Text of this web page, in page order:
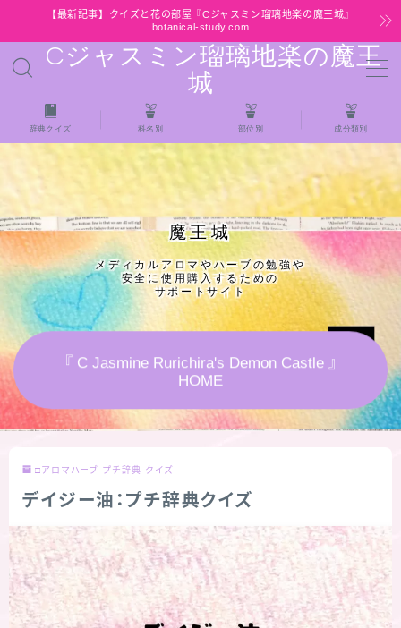
【最新記事】クイズと花の部屋『Cジャスミン瑠璃地楽の魔王城』
botanical-study.com
Cジャスミン瑠璃地楽の魔王
城
MENU
HOME
【最新】クイズと花の部屋
★全種/アロマハーブスパイス基材 プチ辞典ク
イズ＆プチ辞典
★アロマ検定＋αクイズ
★アロマハーブ傾向チェック
秘密部屋
お知らせ
公式ウェブサイト『Botanical Study』
辞典クイズ 科名別 部位別 成分類別
魔王城
メディカルアロマやハーブの勉強や
安全に使用購入するための
サポートサイト
『 C Jasmine Rurichira's Demon Castle 』
HOME
□アロマハーブ プチ辞典 クイズ
デイジー油：プチ辞典クイズ